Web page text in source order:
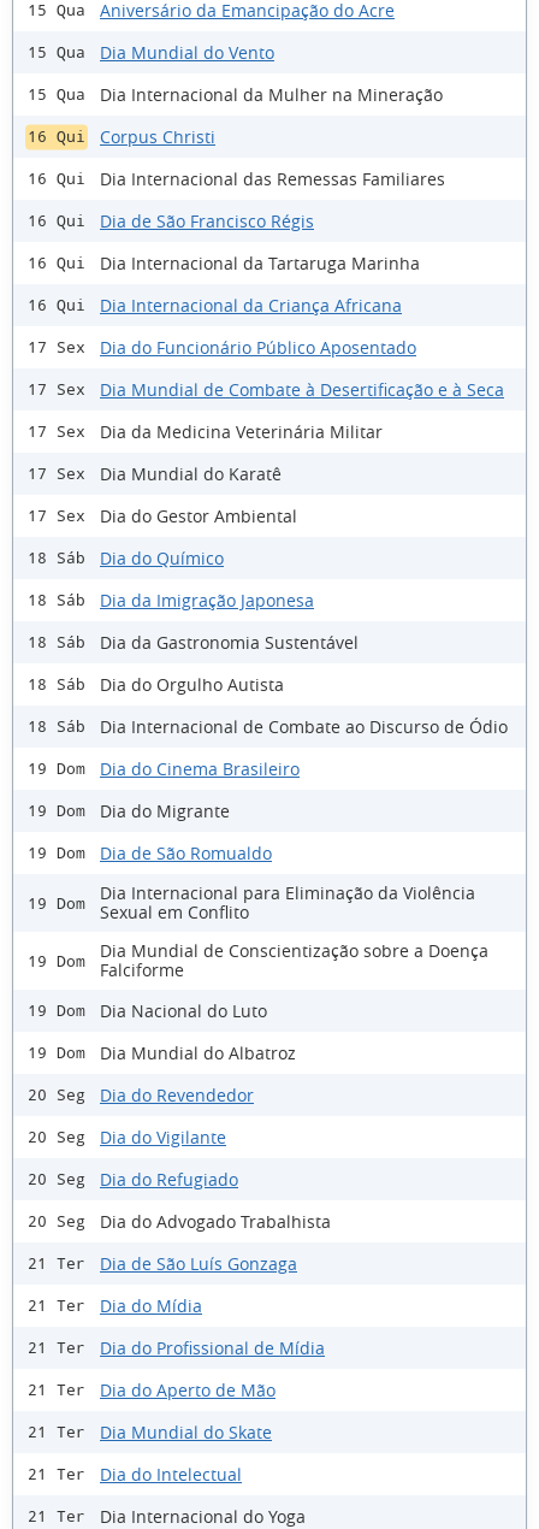
15 Qua Aniversário da Emancipação do Acre
15 Qua Dia Mundial do Vento
15 Qua Dia Internacional da Mulher na Mineração
16 Qui Corpus Christi
16 Qui Dia Internacional das Remessas Familiares
16 Qui Dia de São Francisco Régis
16 Qui Dia Internacional da Tartaruga Marinha
16 Qui Dia Internacional da Criança Africana
17 Sex Dia do Funcionário Público Aposentado
17 Sex Dia Mundial de Combate à Desertificação e à Seca
17 Sex Dia da Medicina Veterinária Militar
17 Sex Dia Mundial do Karatê
17 Sex Dia do Gestor Ambiental
18 Sáb Dia do Químico
18 Sáb Dia da Imigração Japonesa
18 Sáb Dia da Gastronomia Sustentável
18 Sáb Dia do Orgulho Autista
18 Sáb Dia Internacional de Combate ao Discurso de Ódio
19 Dom Dia do Cinema Brasileiro
19 Dom Dia do Migrante
19 Dom Dia de São Romualdo
19 Dom
Dia Internacional para Eliminação da Violência
Sexual em Conflito
19 Dom
Dia Mundial de Conscientização sobre a Doença
Falciforme
19 Dom Dia Nacional do Luto
19 Dom Dia Mundial do Albatroz
20 Seg Dia do Revendedor
20 Seg Dia do Vigilante
20 Seg Dia do Refugiado
20 Seg Dia do Advogado Trabalhista
21 Ter Dia de São Luís Gonzaga
21 Ter Dia do Mídia
21 Ter Dia do Profissional de Mídia
21 Ter Dia do Aperto de Mão
21 Ter Dia Mundial do Skate
21 Ter Dia do Intelectual
21 Ter Dia Internacional do Yoga